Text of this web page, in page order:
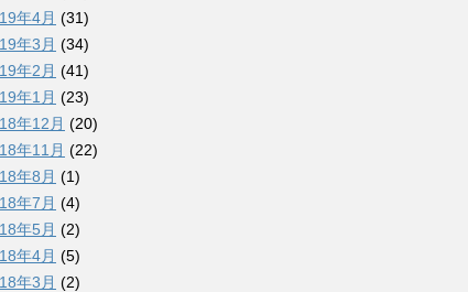
年4月 (31)
年3月 (34)
年2月 (41)
年1月 (23)
年12月 (20)
年11月 (22)
年8月 (1)
年7月 (4)
年5月 (2)
年4月 (5)
年3月 (2)